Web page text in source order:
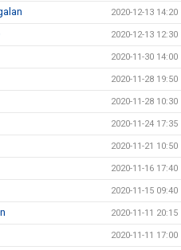
2020-12-13 14:20
2020-12-13 12:30
2020-11-30 14:00
2020-11-28 19:50
2020-11-28 10:30
2020-11-24 17:35
2020-11-21 10:50
2020-11-16 17:40
2020-11-15 09:40
2020-11-11 20:15
2020-11-11 17:00